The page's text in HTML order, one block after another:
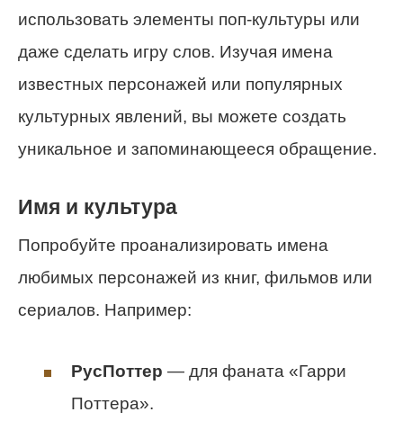
использовать элементы поп-культуры или
даже сделать игру слов. Изучая имена
известных персонажей или популярных
культурных явлений, вы можете создать
уникальное и запоминающееся обращение.
Имя и культура
Попробуйте проанализировать имена
любимых персонажей из книг, фильмов или
сериалов. Например:
РусПоттер — для фаната «Гарри
Поттера».